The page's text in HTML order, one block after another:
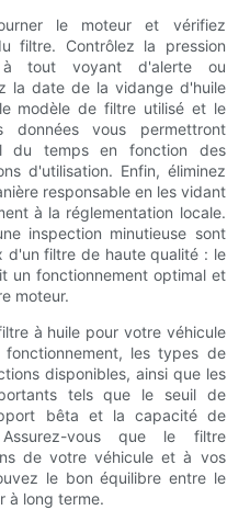
le moteur et vérifiez
filtre. Contrôlez la pression
tout voyant d'alerte ou
la date de la vidange d'huile
modèle de filtre utilisé et le
données vous permettront
du temps en fonction des
d'utilisation. Enfin, éliminez
responsable en les vidant
à la réglementation locale.
inspection minutieuse sont
d'un filtre de haute qualité : le
un fonctionnement optimal et
moteur.
à huile pour votre véhicule
les types de
disponibles, ainsi que les
tels que le seuil de
bêta et la capacité de
vous que le filtre
de votre véhicule et à vos
le bon équilibre entre le
à long terme.